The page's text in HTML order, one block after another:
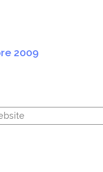
2009